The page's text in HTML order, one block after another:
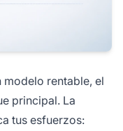
modelo rentable, el
principal. La
tus esfuerzos: